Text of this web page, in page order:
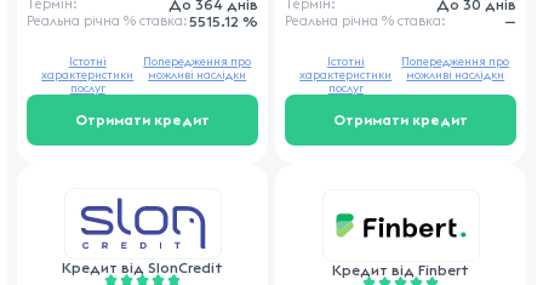
Термін: До 364 днів
Реальна річна % ставка:5515.12 %
Отримати кредит
Істотні
характеристики
послуг
Попередження про
можливі наслідки
Термін: До 30 днів
Реальна річна % ставка: —
Отримати кредит
Істотні
характеристики
послуг
Попередження про
можливі наслідки
Кредит від SlonCredit Кредит від Finbert